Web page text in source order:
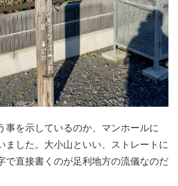
事を示しているのか、マンホールに
ました。大小山といい、ストレートに
で直接書くのが足利地方の流儀なのだ